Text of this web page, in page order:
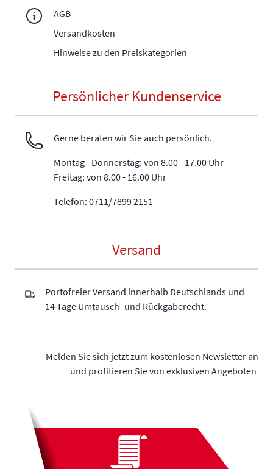
AGB
Versandkosten
Hinweise zu den Preiskategorien
Persönlicher Kundenservice
Gerne beraten wir Sie auch persönlich.
Montag - Donnerstag: von 8.00 - 17.00 Uhr
Freitag: von 8.00 - 16.00 Uhr
Telefon: 0711/7899 2151
Versand
Portofreier Versand innerhalb Deutschlands und
14 Tage Umtausch- und Rückgaberecht.
Melden Sie sich jetzt zum kostenlosen Newsletter an
und profitieren Sie von exklusiven Angeboten